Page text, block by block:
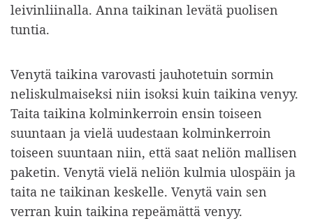
leivinliinalla. Anna taikinan levätä puolisen
tuntia.
Venytä taikina varovasti jauhotetuin sormin
neliskulmaiseksi niin isoksi kuin taikina venyy.
Taita taikina kolminkerroin ensin toiseen
suuntaan ja vielä uudestaan kolminkerroin
toiseen suuntaan niin, että saat neliön mallisen
paketin. Venytä vielä neliön kulmia ulospäin ja
taita ne taikinan keskelle. Venytä vain sen
verran kuin taikina repeämättä venyy.